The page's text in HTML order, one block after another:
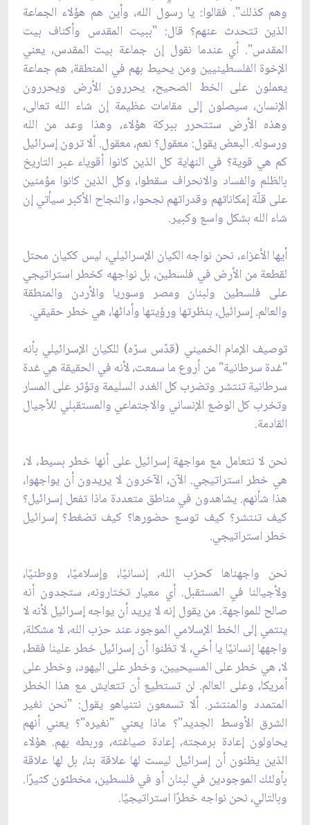
وهم كذلك". فقالوا: يا رسول الله، وأين هم هؤلاء الجماعة
الذين تتحدث عنهم؟ قال: "ببيت المقدس وأكناف بيت
المقدس". أي عندما نقول إن جماعة بيت المقدس، يعني
الإخوة الفلسطينيين ومن يحيط بهم في المنطقة، هم جماعة
يعملون على الخط الصحيح، يحررون الأرض ويحررون
الإنسان، سيصلون إلى مقامات عظيمة إن شاء الله تعالى،
وهذه الأرض ستتحرر ببركة هؤلاء، وهذا وعد من الله
ورسوله. البعض يقول: معقول؟ نعم، معقول. ألا ترون إسرائيل
كم هي قوية؟ في النهاية كل الذين كانوا أقوياء عبر التاريخ
بالظلم والفساد والانحراف سقطوا، وكل الذين كانوا مؤمنين
على قلّة إمكاناتهم وقدراتهم نجحوا، والنجاح الأكبر سيأتي إن
شاء الله بشكل واسع وكبير.
أيها الأعزاء، نحن نواجه الكيان الإسرائيلي، ليس ككيان محتل
لقطعة من الأرض في فلسطين، بل نواجهه كخطر استراتيجي
على فلسطين ولبنان ومصر وسوريا والأردن والمنطقة
والعالم. إسرائيل، بنظرتها ورؤيتها وأدائها، هي خطر حقيقي.
توصيف الإمام الخميني (قدّس سرّه) للكيان الإسرائيلي بأنه
"غدة سرطانية" من أروع ما سمعت، لأنه في الحقيقة هي غدة
سرطانية تنتشر وتضرب كل الغدد السليمة وتؤثر على المسار
وتخرب كل الوضع الإنساني والاجتماعي والمستقبلي للأجيال
القادمة.
نحن لا نتعامل مع مواجهة إسرائيل على أنها خطر بسيط، لا،
هي خطر استراتيجي. الآن، الآخرون لا يريدون أن يواجهوا،
هذا شأنهم. يشاهدون في مناطق متعددة ماذا تفعل إسرائيل؟
كيف تنتشر؟ كيف توسع حضورها؟ كيف تضغط؟ إسرائيل
خطر استراتيجي.
نحن واجهناها كحزب الله، إنسانيًا، وإسلاميًا، ووطنيًا،
ولأجيالنا في المستقبل. أي معيار تختارونه، ستجدون أنه
صالح للمواجهة. من يقول إنه لا يريد أن يواجه إسرائيل لأنه لا
ينتمي إلى الخط الإسلامي الموجود عند حزب الله، لا مشكلة،
واجهها إنسانيًا يا أخي، لا تظنوا أن إسرائيل خطر علينا فقط،
لا، هي خطر على المسيحيين، وخطر على اليهود، وخطر على
أمريكا، وعلى العالم. لن تستطيع أن تتعايش مع هذا الخطر
المتمدد والمنتشر. ألا تسمعون نتنياهو يقول: "نحن نغير
الشرق الأوسط الجديد"؟ ماذا يعني "نغيره"؟ يعني أنهم
يحاولون إعادة برمجته، إعادة صياغته، وربطه بهم. هؤلاء
الذين يظنون أن إسرائيل ليست لها علاقة بنا، بل لها علاقة
بأولئك الموجودين في لبنان أو في فلسطين، مخطئون كثيرًا.
وبالتالي، نحن نواجه خطرًا استراتيجيًا.